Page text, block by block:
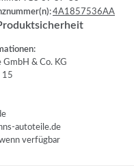
4A1857536AA
& Co. KG
15
autoteile.de
verfügbar